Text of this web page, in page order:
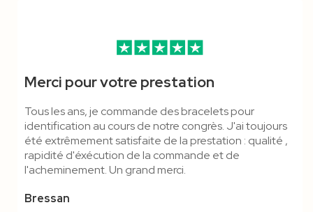
Merci pour votre prestation
Tous les ans, je commande des bracelets pour
identification au cours de notre congrès. J'ai toujours
été extrêmement satisfaite de la prestation : qualité ,
rapidité d'éxécution de la commande et de
l'acheminement. Un grand merci.
Bressan